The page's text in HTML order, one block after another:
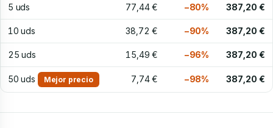
5 uds 77,44 € −80% 387,20 €
10 uds 38,72 € −90% 387,20 €
25 uds 15,49 € −96% 387,20 €
50 uds Mejor precio 7,74 € −98% 387,20 €